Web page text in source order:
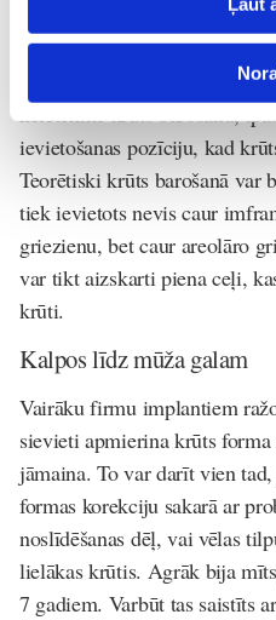
Kā ar zīdaiņa barošanu?
Pēc daktera Kārļa Vērdiņa
neietekmē krūts barošanu,
ievietošanas pozīciju, kad
Teorētiski krūts barošanā var
tiek ievietots nevis caur
griezienu, bet caur areolāro
var tikt aizskarti piena ceļi,
krūti.
Kalpos līdz mūža galam
Vairāku firmu implantiem
sievieti apmierina krūts
jāmaina. To var darīt vien
formas korekciju sakarā ar
noslīdēšanas dēļ, vai vēlas
lielākas krūtis. Agrāk bija
7 gadiem. Varbūt tas saistīts